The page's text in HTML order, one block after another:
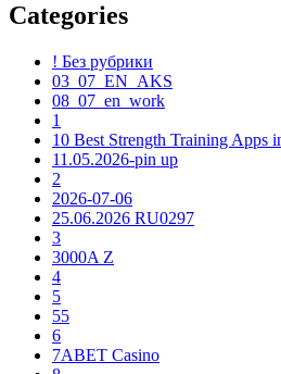
Categories
! Без рубрики
03_07_EN_AKS
08_07_en_work
1
10 Best Strength Training Apps
11.05.2026-pin up
2
2026-07-06
25.06.2026 RU0297
3
3000A Z
4
5
55
6
7ABET Casino